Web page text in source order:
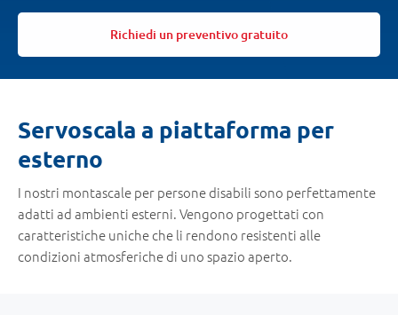
Richiedi un preventivo gratuito
Ti
qui:
Servoscala a piattaforma per
esterno
I nostri montascale per persone disabili sono perfettamente
adatti ad ambienti esterni. Vengono progettati con
caratteristiche uniche che li rendono resistenti alle
condizioni atmosferiche di uno spazio aperto.